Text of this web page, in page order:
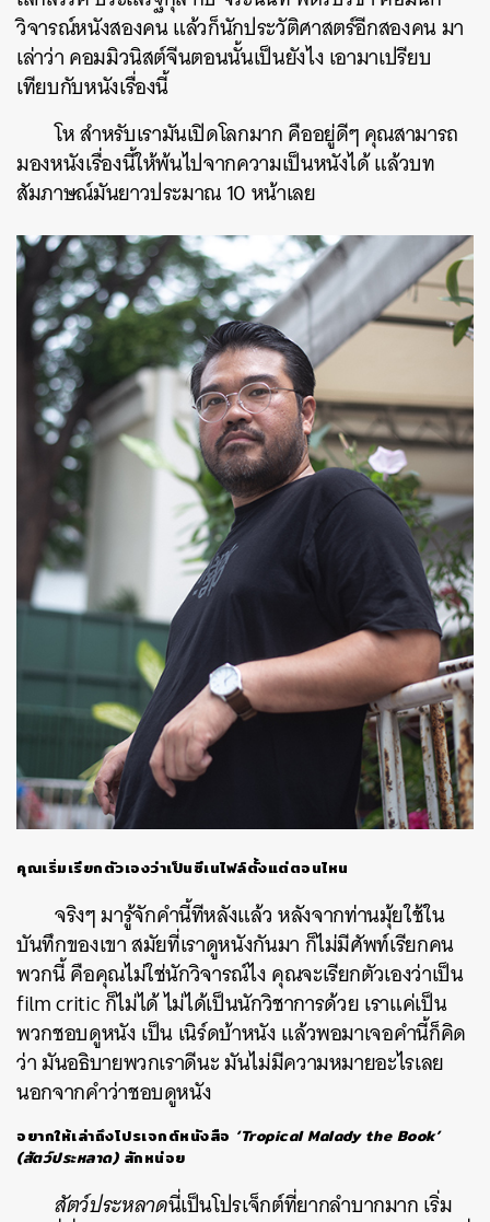
วิจารณ์หนังสองคน แล้วก็นักประวัติศาสตร์อีกสองคน มา
เล่าว่า คอมมิวนิสต์จีนตอนนั้นเป็นยังไง เอามาเปรียบ
เทียบกับหนังเรื่องนี้
โห สำหรับเรามันเปิดโลกมาก คืออยู่ดีๆ คุณสามารถ
มองหนังเรื่องนี้ให้พ้นไปจากความเป็นหนังได้ แล้วบท
สัมภาษณ์มันยาวประมาณ 10 หน้าเลย
คุณเริ่มเรียกตัวเองว่าเป็นซีเนไฟล์ตั้งแต่ตอนไหน
จริงๆ มารู้จักคำนี้ทีหลังแล้ว หลังจากท่านมุ้ยใช้ใน
บันทึกของเขา สมัยที่เราดูหนังกันมา ก็ไม่มีศัพท์เรียกคน
พวกนี้ คือคุณไม่ใช่นักวิจารณ์ไง คุณจะเรียกตัวเองว่าเป็น
film critic ก็ไม่ได้ ไม่ได้เป็นนักวิชาการด้วย เราแค่เป็น
พวกชอบดูหนัง เป็น เนิร์ดบ้าหนัง แล้วพอมาเจอคำนี้ก็คิด
ว่า มันอธิบายพวกเราดีนะ มันไม่มีความหมายอะไรเลย
นอกจากคำว่าชอบดูหนัง
อยากให้เล่าถึงโปรเจกต์หนังสือ ‘Tropical Malady the Book’
(สัตว์ประหลาด)สักหน่อย
สัตว์ประหลาดนี่เป็นโปรเจ็กต์ที่ยากลำบากมาก เริ่ม